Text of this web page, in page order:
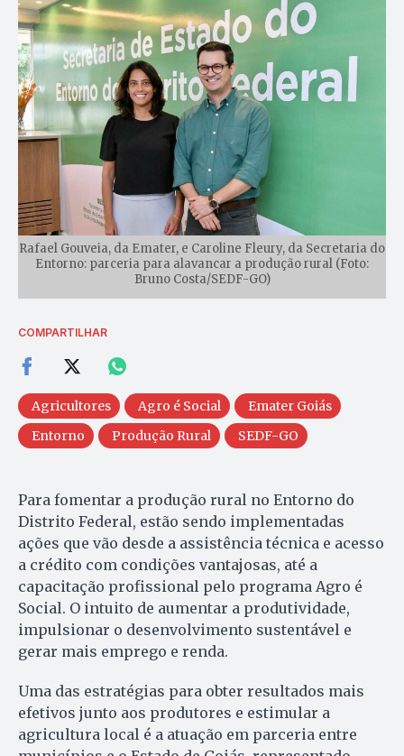
Rafael Gouveia, da Emater, e Caroline Fleury, da Secretaria do
Entorno: parceria para alavancar a produção rural (Foto:
Bruno Costa/SEDF-GO)
COMPARTILHAR
Agricultores Agro é Social
Emater Goiás
Entorno
Produção Rural SEDF-GO
Para fomentar a produção rural no Entorno do
Distrito Federal, estão sendo implementadas
ações que vão desde a assistência técnica e acesso
a crédito com condições vantajosas, até a
capacitação profissional pelo programa Agro é
Social. O intuito de aumentar a produtividade,
impulsionar o desenvolvimento sustentável e
gerar mais emprego e renda.
Uma das estratégias para obter resultados mais
efetivos junto aos produtores e estimular a
agricultura local é a atuação em parceria entre